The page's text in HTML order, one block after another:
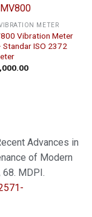
METER
Vibration Meter
ISO 2372
Advances in
of Modern
68. MDPI.